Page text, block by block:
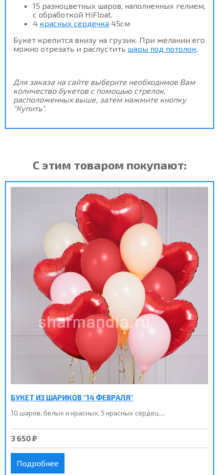
15 разноцветных шаров, наполненных гелием,
с обработкой HiFloat.
4 красных сердечка 45см
Букет крепится внизу на грузик. При желании его
можно отрезать и распустить шары под потолок
Для заказа на сайте выберите необходимое Вам
количество букетов с помощью стрелок,
расположенных выше, затем нажмите кнопку
"Купить".
С этим товаром покупают:
БУКЕТ ИЗ ШАРИКОВ "14 ФЕВРАЛЯ"
10 шаров, белых и красных, 5 красных сердец....
3 650 ₽
Подробнее